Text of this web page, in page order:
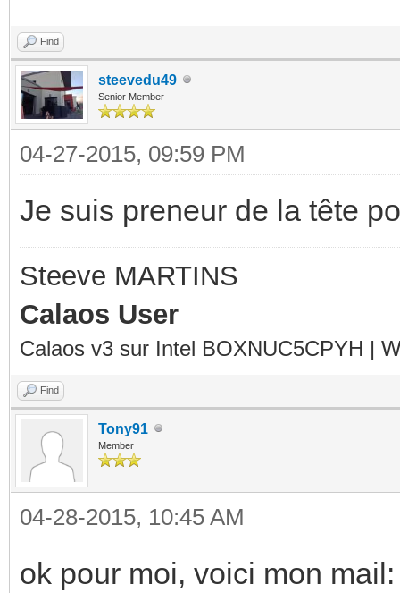
Find
steevedu49
Senior Member
04-27-2015, 09:59 PM
Je suis preneur de la tête
Steeve MARTINS
Calaos User
Calaos v3 sur Intel BOXNUC5CPYH |
Find
Tony91
Member
04-28-2015, 10:45 AM
ok pour moi, voici mon